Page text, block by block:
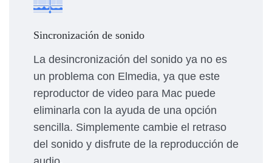
Sincronización de sonido
La desincronización del sonido ya no es
un problema con Elmedia, ya que este
reproductor de video para Mac puede
eliminarla con la ayuda de una opción
sencilla. Simplemente cambie el retraso
del sonido y disfrute de la reproducción de